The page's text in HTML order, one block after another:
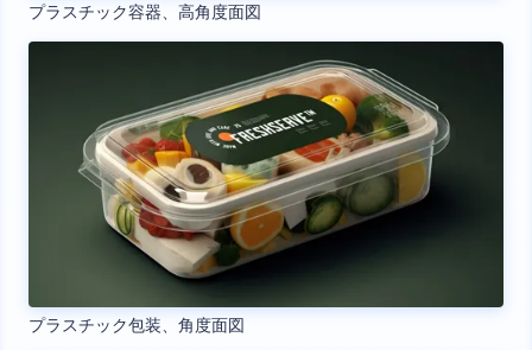
プラスチック容器、高角度面図
プラスチック包装、角度面図